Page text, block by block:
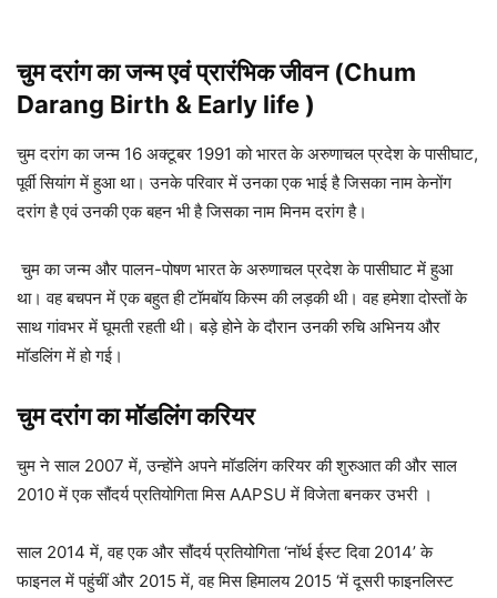
चुम दरांग का जन्म एवं प्रारंभिक जीवन (Chum
Darang Birth & Early life )
चुम दरांग का जन्म 16 अक्टूबर 1991 को भारत के अरुणाचल प्रदेश के पासीघाट,
पूर्वी सियांग में हुआ था। उनके परिवार में उनका एक भाई है जिसका नाम केनोंग
दरांग है एवं उनकी एक बहन भी है जिसका नाम मिनम दरांग है।
चुम का जन्म और पालन-पोषण भारत के अरुणाचल प्रदेश के पासीघाट में हुआ
था। वह बचपन में एक बहुत ही टॉमबॉय किस्म की लड़की थी। वह हमेशा दोस्तों के
साथ गांवभर में घूमती रहती थी। बड़े होने के दौरान उनकी रुचि अभिनय और
मॉडलिंग में हो गई।
चुम दरांगका मॉडलिंग करियर
चुम ने साल 2007 में, उन्होंने अपने मॉडलिंग करियर की शुरुआत की और साल
2010 में एक सौंदर्य प्रतियोगिता मिस AAPSU में विजेता बनकर उभरी ।
साल 2014 में, वह एक और सौंदर्य प्रतियोगिता ‘नॉर्थ ईस्ट दिवा 2014’ के
फाइनल में पहुंचीं और 2015 में, वह मिस हिमालय 2015 ‘में दूसरी फाइनलिस्ट